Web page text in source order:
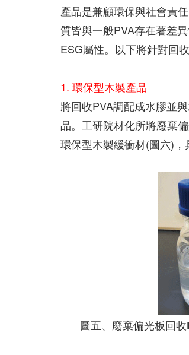
產品是兼顧環保與社會責
質皆與一般PVA存在著差
ESG屬性。以下將針對回
1. 環保型木製產品
將回收PVA調配成水膠並
品。工研院材化所將廢棄
環保型木製緩衝材(圖六)，
圖五、廢棄偏光板回